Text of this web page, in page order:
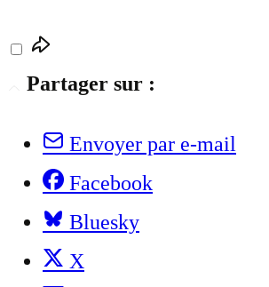
Partager sur :
Envoyer par e-mail
Facebook
Bluesky
X